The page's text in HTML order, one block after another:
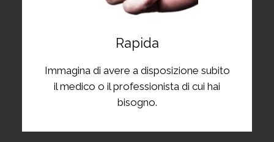
Rapida
Immagina di avere a disposizione subito
il medico o il professionista di cui hai
bisogno.